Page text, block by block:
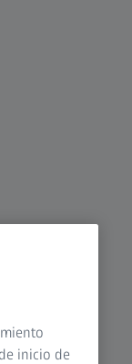
inicio de